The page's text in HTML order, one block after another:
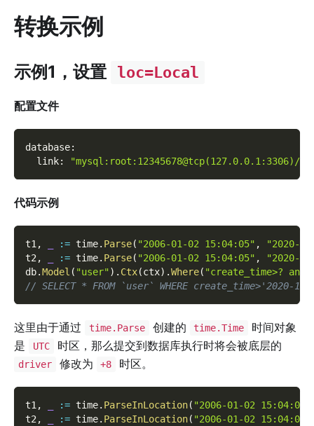
转换示例
示例1，设置 loc=Local
配置文件
database:
link: "mysql:root:12345678@tcp(127.0.0.1:3306)/
代码示例
t1 , := time. Parse( "2006-01-02 15:04:05" ,
"2020-
t2 , := time. Parse( "2006-01-02 15:04:05" ,
"2020-
db.Model ( "user") . Ctx(ctx) .Where( "create_time>? and
// SELECT * FROM `user` WHERE create_time>'2020-
这里由于通过 time.Parse 创建的 time.Time
时间对象
是
UTC 时区，那么提交到数据库执行时将会被底层的
driver 修改为 +8 时区。
t1 , := time. ParseInLocation( "2006-01-02 15:04:05"
t2 , := time. ParseInLocation( "2006-01-02 15:04:05"